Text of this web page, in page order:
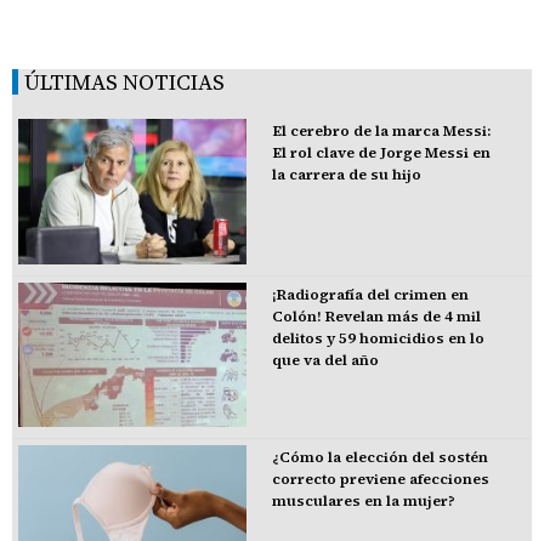
ÚLTIMAS NOTICIAS
El cerebro de la marca Messi:
El rol clave de Jorge Messi en
la carrera de su hijo
¡Radiografía del crimen en
Colón! Revelan más de 4 mil
delitos y 59 homicidios en lo
que va del año
¿Cómo la elección del sostén
correcto previene afecciones
musculares en la mujer?